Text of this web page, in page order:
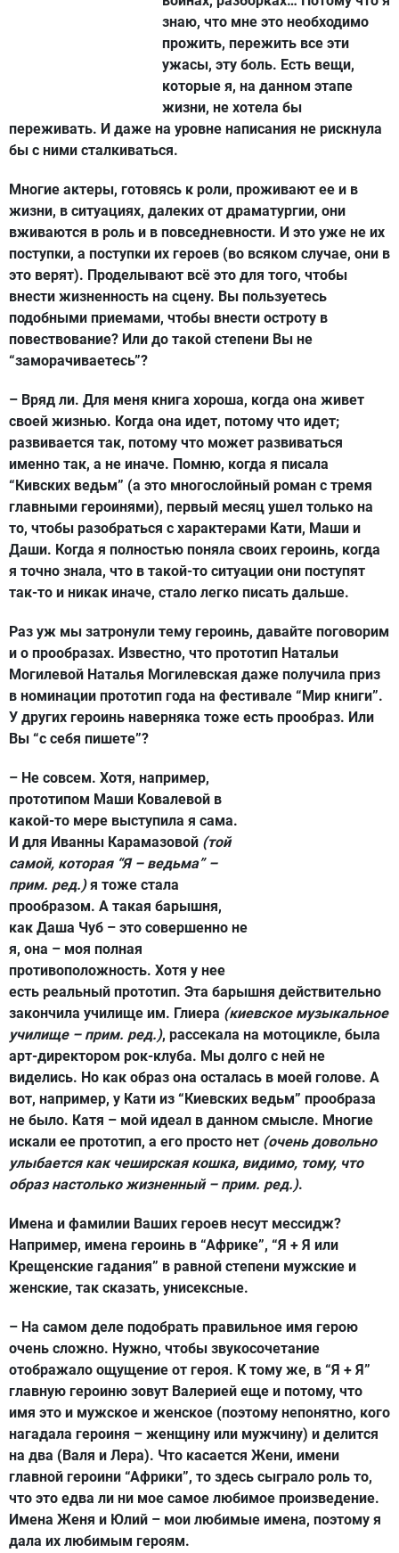
знаю, что мне это необходимо
прожить, пережить все эти
ужасы, эту боль. Есть вещи,
которые я, на данном этапе
жизни, не хотела бы
переживать. И даже на уровне написания не рискнула
бы с ними сталкиваться.
Многие актеры, готовясь к роли, проживают ее и в
жизни, в ситуациях, далеких от драматургии, они
вживаются в роль и в повседневности. И это уже не их
поступки, а поступки их героев (во всяком случае, они в
это верят). Проделывают всё это для того, чтобы
внести жизненность на сцену. Вы пользуетесь
подобными приемами, чтобы внести остроту в
повествование? Или до такой степени Вы не
“заморачиваетесь”?
– Вряд ли. Для меня книга хороша, когда она живет
своей жизнью. Когда она идет, потому что идет;
развивается так, потому что может развиваться
именно так, а не иначе. Помню, когда я писала
“Кивских ведьм” (а это многослойный роман с тремя
главными героинями), первый месяц ушел только на
то, чтобы разобраться с характерами Кати, Маши и
Даши. Когда я полностью поняла своих героинь, когда
я точно знала, что в такой-то ситуации они поступят
так-то и никак иначе, стало легко писать дальше.
Раз уж мы затронули тему героинь, давайте поговорим
и о прообразах. Известно, что прототип Натальи
Могилевой Наталья Могилевская даже получила приз
в номинации прототип года на фестивале “Мир книги”.
У других героинь наверняка тоже есть прообраз. Или
Вы “с себя пишете”?
– Не совсем. Хотя, например,
прототипом Маши Ковалевой в
какой-то мере выступила я сама.
И для Иванны Карамазовой (той
самой, которая “Я – ведьма” –
прим. ред.)я тоже стала
прообразом. А такая барышня,
как Даша Чуб – это совершенно не
я, она – моя полная
противоположность. Хотя у нее
есть реальный прототип. Эта барышня действительно
закончила училище им. Глиера (киевское музыкальное
училище – прим. ред.), рассекала на мотоцикле, была
арт-директором рок-клуба. Мы долго с ней не
виделись. Но как образ она осталась в моей голове. А
вот, например, у Кати из “Киевских ведьм” прообраза
не было. Катя – мой идеал в данном смысле. Многие
искали ее прототип, а его просто нет (очень довольно
улыбается как чеширская кошка, видимо, тому, что
образ настолько жизненный – прим. ред.).
Имена и фамилии Ваших героев несут мессидж?
Например, имена героинь в “Африке”, “Я + Я или
Крещенские гадания” в равной степени мужские и
женские, так сказать, унисексные.
– На самом деле подобрать правильное имя герою
очень сложно. Нужно, чтобы звукосочетание
отображало ощущение от героя. К тому же, в “Я + Я”
главную героиню зовут Валерией еще и потому, что
имя это и мужское и женское (поэтому непонятно, кого
нагадала героиня – женщину или мужчину) и делится
на два (Валя и Лера). Что касается Жени, имени
главной героини “Африки”, то здесь сыграло роль то,
что это едва ли ни мое самое любимое произведение.
Имена Женя и Юлий – мои любимые имена, поэтому я
дала их любимым героям.